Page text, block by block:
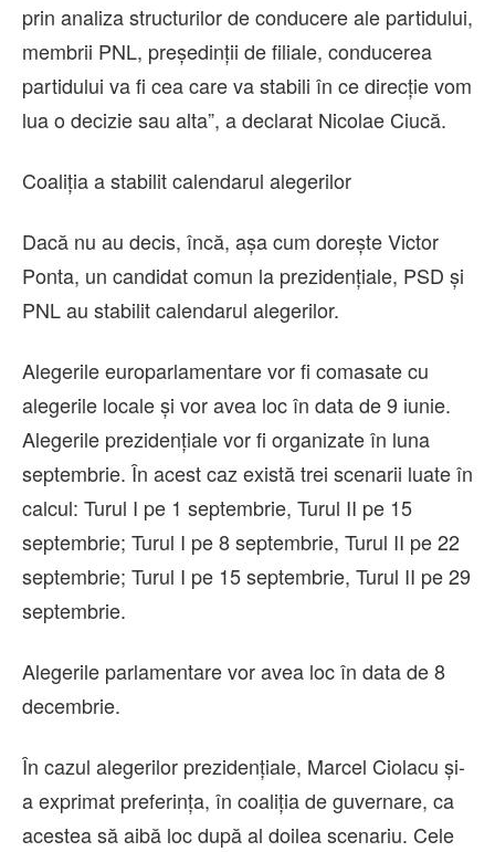
prin analiza structurilor de conducere ale partidului,
membrii PNL, preşedinţii de filiale, conducerea
partidului va fi cea care va stabili în ce direcţie vom
lua o decizie sau alta”, a declarat Nicolae Ciucă.
Coaliția a stabilit calendarul alegerilor
Dacă nu au decis, încă, așa cum dorește Victor
Ponta, un candidat comun la prezidențiale, PSD și
PNL au stabilit calendarul alegerilor.
Alegerile europarlamentare vor fi comasate cu
alegerile locale şi vor avea loc în data de 9 iunie.
Alegerile prezidențiale vor fi organizate în luna
septembrie. În acest caz există trei scenarii luate în
calcul: Turul I pe 1 septembrie, Turul II pe 15
septembrie; Turul I pe 8 septembrie, Turul II pe 22
septembrie; Turul I pe 15 septembrie, Turul II pe 29
septembrie.
Alegerile parlamentare vor avea loc în data de 8
decembrie.
În cazul alegerilor prezidențiale, Marcel Ciolacu și-
a exprimat preferința, în coaliția de guvernare, ca
acestea să aibă loc după al doilea scenariu. Cele